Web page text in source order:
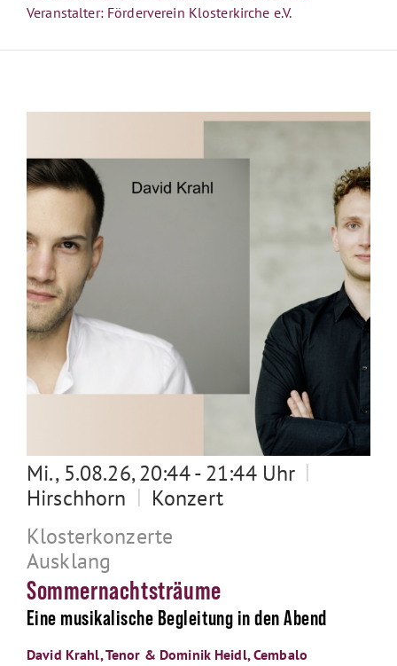
Veranstalter: Förderverein Klosterkirche e.V.
Mi., 5.08.26, 20:44 - 21:44 Uhr |
Hirschhorn | Konzert
Klosterkonzerte
Ausklang
Sommernachtsträume
Eine musikalische Begleitung in den Abend
David Krahl, Tenor & Dominik Heidl, Cembalo